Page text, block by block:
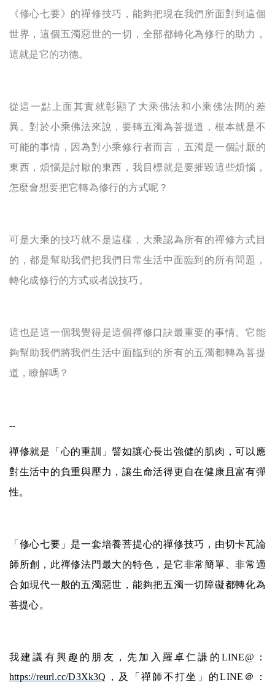
《修心七要》的禪修技巧 ， 能夠把現在我們所面對到這個
世界 ，這個五濁惡世的一切 ， 全部都轉化為修行的助力 ，
這就是它的功德。
從這一點上面其實就彰顯了大乘佛法和小乘佛法間的差
異。對於小乘佛法來說，要轉五濁為菩提道，根本就是不
可能的事情，因為對小乘修行者而言，五濁是一個討厭的
東西，煩惱是討厭的東西，我目標就是要摧毀這些煩惱，
怎麼會想要把它轉為修行的方式呢？
可是大乘的技巧就不是這樣，大乘認為所有的禪修方式目
的，都是幫助我們把我們日常生活中面臨到的所有問題，
轉化成修行的方式或者說技巧。
這也是這一個我覺得是這個禪修口訣最重要的事情。它能
夠幫助我們將我們生活中面臨到的所有的五濁都轉為菩提
道，瞭解嗎？
--
禪修就是「心的重訓」譬如讓心長出強健的肌肉，可以應
對生活中的負重與壓力，讓生命活得更自在健康且富有彈
性。
「修心七要」是一套培養菩提心的禪修技巧，由切卡瓦論
師所創，此禪修法門最大的特色，是它非常簡單、非常適
合如現代一般的五濁惡世，能夠把五濁一切障礙都轉化為
菩提心。
我建議有興趣的朋友，先加入羅卓仁謙的 LINE@ ：
https://reurl.cc/D3Xk3Q ，及「禪師不打坐」的LINE ＠：